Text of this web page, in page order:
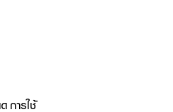
การใช้